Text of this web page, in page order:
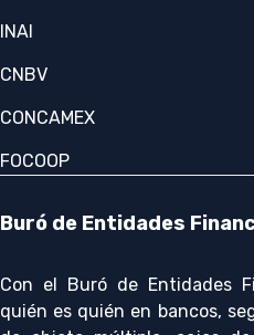
INAI
CNBV
CONCAMEX
FOCOOP
Buró de Entidades
Con el Buró de Entidades
quién es quién en bancos,